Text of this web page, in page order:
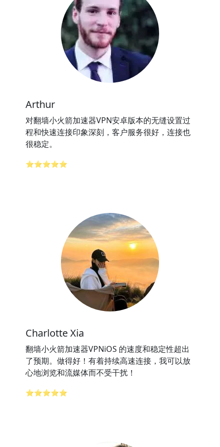
Arthur
对翻墙小火箭加速器VPN安卓版本的无缝设置过
程和快速连接印象深刻，客户服务很好，连接也
很稳定。
⭐⭐⭐⭐⭐
Charlotte Xia
翻墙小火箭加速器VPNiOS 的速度和稳定性超出
了预期。做得好！有着持续高速连接，我可以放
心地浏览和流媒体而不受干扰！
⭐⭐⭐⭐⭐